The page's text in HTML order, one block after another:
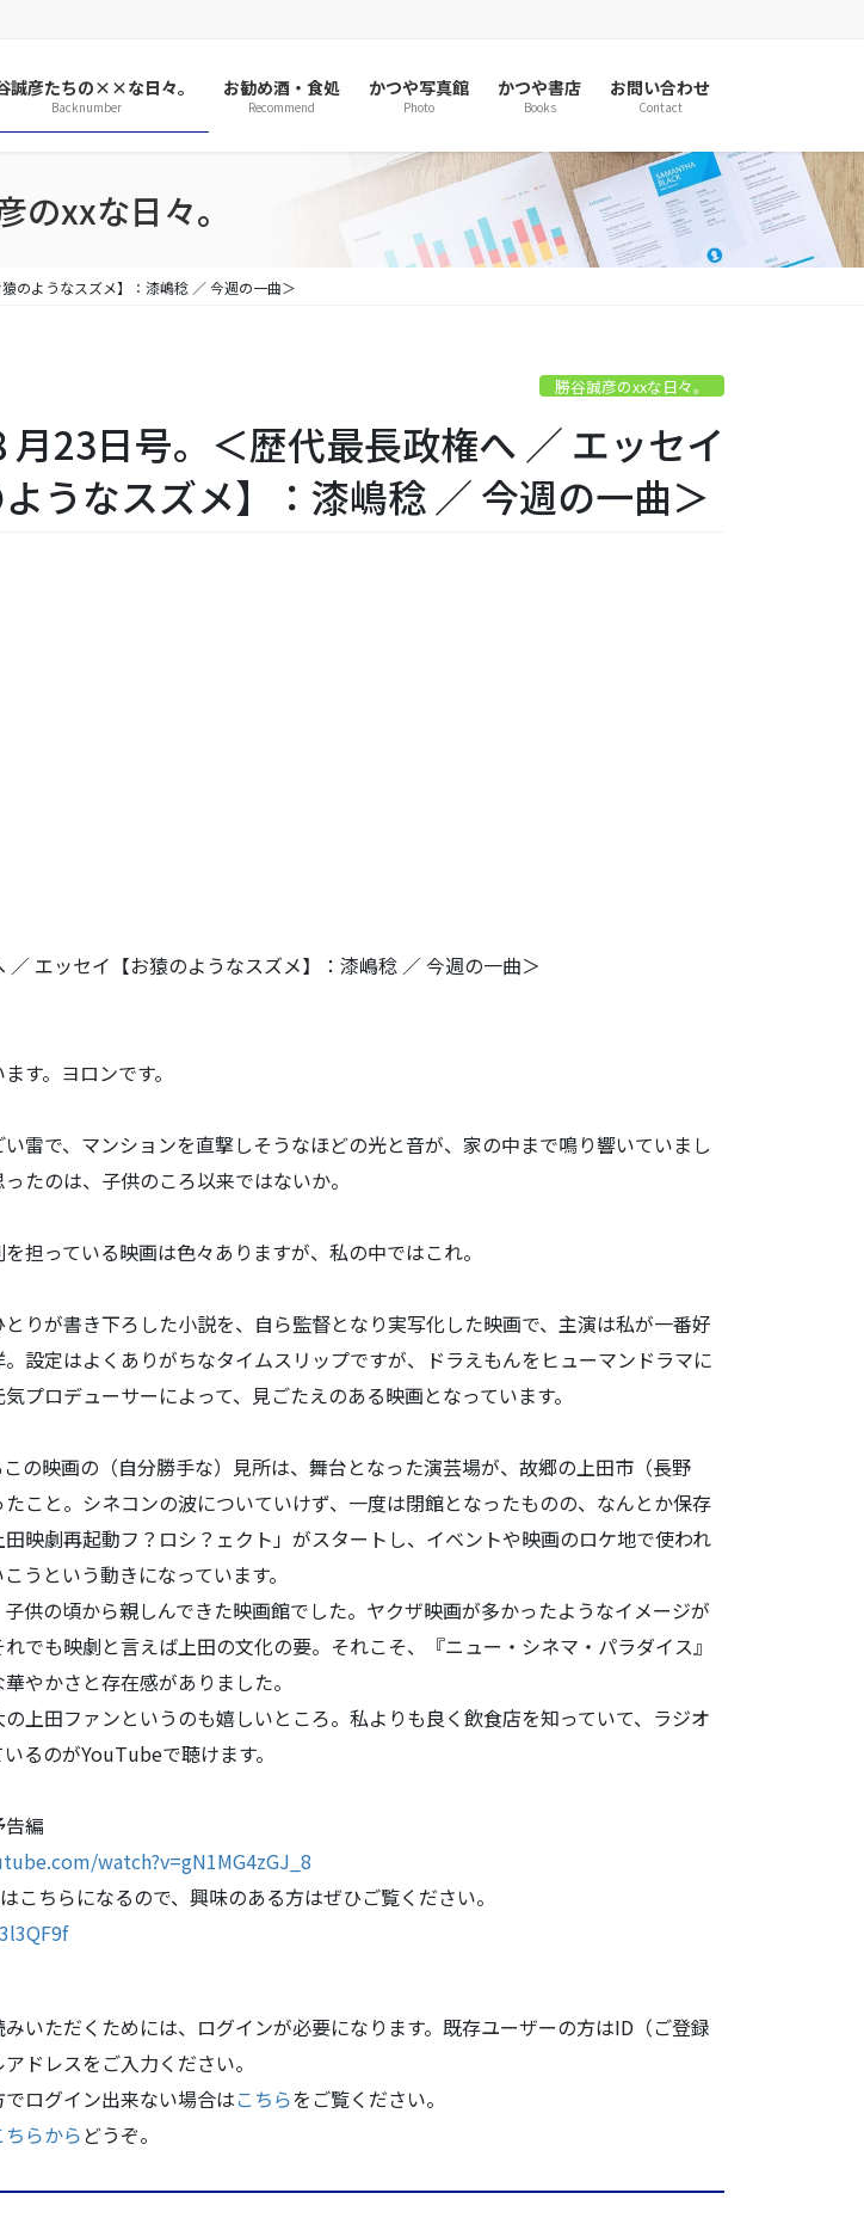
誠彦たちの××な日々。
Backnumber
お勧め酒・食処
Recommend
かつや写真館
Photo
かつや書店
Books
お問い合わせ
Contact
のxxな日々。
のようなスズメ】：漆嶋稔 ／ 今週の一曲＞
勝谷誠彦のxxな日々。
月23日号。＜歴代最長政権へ ／ エッセイ
ようなスズメ】：漆嶋稔 ／ 今週の一曲＞
／ エッセイ【お猿のようなスズメ】：漆嶋稔 ／ 今週の一曲＞
す。ヨロンです。
雷で、マンションを直撃しそうなほどの光と音が、家の中まで鳴り響いていまし
たのは、子供のころ以来ではないか。
担っている映画は色々ありますが、私の中ではこれ。
りが書き下ろした小説を、自ら監督となり実写化した映画で、主演は私が一番好
設定はよくありがちなタイムスリップですが、ドラえもんをヒューマンドラマに
プロデューサーによって、 見ごたえのある映画となっています。
の映画の（自分勝手な）見所は、舞台となった演芸場が、故郷の上田市（長野
こと。 シネコンの波についていけず、一度は閉館となったものの、 なんとか保存
映劇再起動フ？ロシ？ェクト」 がスタートし、イベントや映画のロケ地で使われ
こうという動きになっています。
供の頃から親しんできた映画館でした。ヤクザ映画が多かったようなイメージが
でも映劇と言えば上田の文化の要。それこそ、『ニュー・シネマ・パラダイス』
やかさと存在感がありました。
上田ファンというのも嬉しいところ。私よりも良く飲食店を知っていて、ラジオ
るのがYouTubeで聴けます。
告編
watch?v=gN1MG4zGJ_8
こちらになるので、興味のある方はぜひご覧ください。
みいただくためには、ログインが必要になります。既存ユーザーの方はID（ご登録
ドレスをご入力ください。
ログイン出来ない場合はこちらをご覧ください。
ちらから どうぞ。